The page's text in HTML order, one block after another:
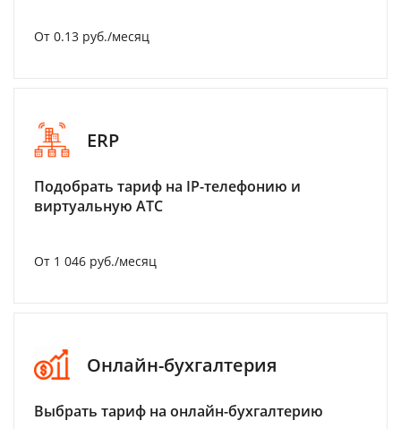
От 0.13 руб./месяц
ERP
Подобрать тариф на IP-телефонию и
виртуальную АТС
От 1 046 руб./месяц
Онлайн-бухгалтерия
Выбрать тариф на онлайн-бухгалтерию